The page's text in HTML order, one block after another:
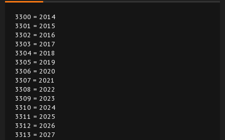
3300 = 2014
3301 = 2015
3302 = 2016
3303 = 2017
3304 = 2018
3305 = 2019
3306 = 2020
3307 = 2021
3308 = 2022
3309 = 2023
3310 = 2024
3311 = 2025
3312 = 2026
3313 = 2027